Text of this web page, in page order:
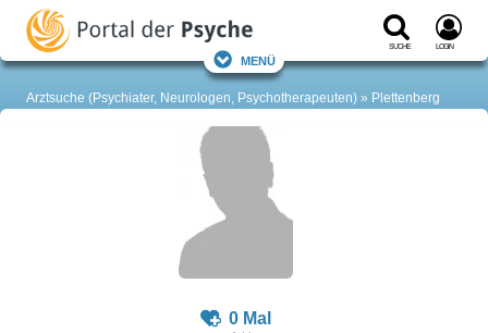
Suche Login
Menü
Arztsuche (Psychiater, Neurologen, Psychotherapeuten) Plettenberg
0 Mal